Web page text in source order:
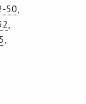
50,
,
,